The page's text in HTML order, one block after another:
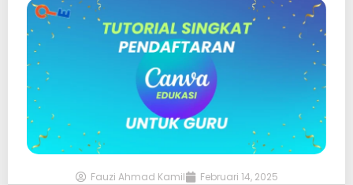
Fauzi Ahmad Kamil Februari 14, 2025